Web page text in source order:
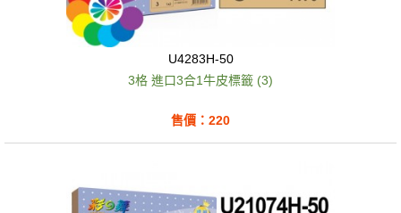
U4283H-50
3格 進口3合1牛皮標籤 (3)
售價：220